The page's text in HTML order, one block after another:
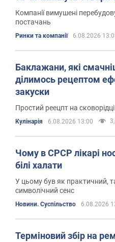
Компанії вимушені
постачань
Ринки та компанії 6.08.2026
Баклажани, які
ділимось рецептом
закуски
Простий реецпт на сковорідці
Кулінарія 6.08.2026 13:00
Чому в СРСР лікарі
білі халати
У цьому був як практичний,
символічний сенс
Новини. Суспільство 6.08.2026
Терміновий збір на